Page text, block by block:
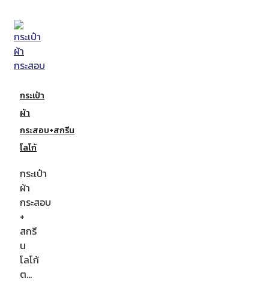
กระเป๋า
ผ้า
กระสอบ+สกรีน
โลโก้
กระเป๋า
ผ้า
กระสอบ
+
สกรี
น
โลโก้
ต…